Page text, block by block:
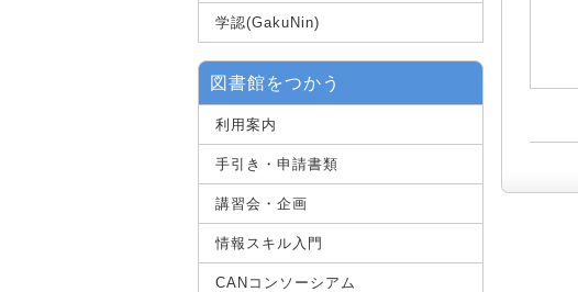
学認(GakuNin)
図書館をつかう
利用案内
手引き・申請書類
講習会・企画
情報スキル入門
CANコンソーシアム